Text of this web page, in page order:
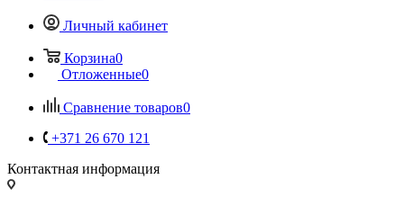
Личный кабинет
Корзина0
Отложенные0
Сравнение товаров0
+371 26 670 121
Контактная информация